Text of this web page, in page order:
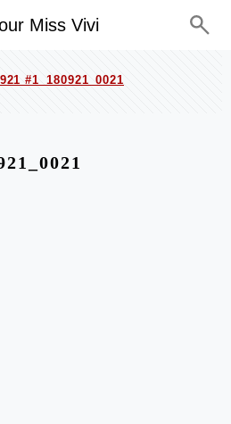
Miss Vivi
#1_180921_0021